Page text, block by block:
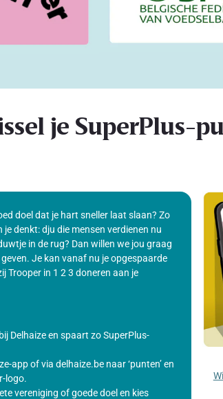
je SuperPlus-
doel dat je hart sneller laat slaan? Zo
denkt: dju die mensen verdienen nu
in de rug? Dan willen we jou graag
Je kan vanaf nu je opgespaarde
Trooper in 1 2 3 doneren aan je
Delhaize en spaart zo SuperPlus-
app of via delhaize.be naar ‘punten’ en
logo.
vereniging of goede doel en kies